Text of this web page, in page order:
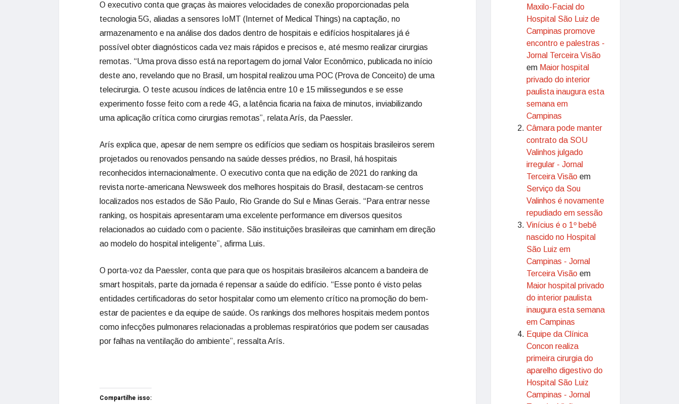
O executivo conta que graças às maiores velocidades de conexão proporcionadas pela
tecnologia 5G, aliadas a sensores IoMT (Internet of Medical Things) na captação, no
armazenamento e na análise dos dados dentro de hospitais e edifícios hospitalares já é
possível obter diagnósticos cada vez mais rápidos e precisos e, até mesmo realizar cirurgias
remotas. “Uma prova disso está na reportagem do jornal Valor Econômico, publicada no início
deste ano, revelando que no Brasil, um hospital realizou uma POC (Prova de Conceito) de uma
telecirurgia. O teste acusou índices de latência entre 10 e 15 milissegundos e se esse
experimento fosse feito com a rede 4G, a latência ficaria na faixa de minutos, inviabilizando
uma aplicação crítica como cirurgias remotas”, relata Arís, da Paessler.
Arís explica que, apesar de nem sempre os edifícios que sediam os hospitais brasileiros serem
projetados ou renovados pensando na saúde desses prédios, no Brasil, há hospitais
reconhecidos internacionalmente. O executivo conta que na edição de 2021 do ranking da
revista norte-americana Newsweek dos melhores hospitais do Brasil, destacam-se centros
localizados nos estados de São Paulo, Rio Grande do Sul e Minas Gerais. “Para entrar nesse
ranking, os hospitais apresentaram uma excelente performance em diversos quesitos
relacionados ao cuidado com o paciente. São instituições brasileiras que caminham em direção
ao modelo do hospital inteligente”, afirma Luis.
O porta-voz da Paessler, conta que para que os hospitais brasileiros alcancem a bandeira de
smart hospitals, parte da jornada é repensar a saúde do edifício. “Esse ponto é visto pelas
entidades certificadoras do setor hospitalar como um elemento crítico na promoção do bem-
estar de pacientes e da equipe de saúde. Os rankings dos melhores hospitais medem pontos
como infecções pulmonares relacionadas a problemas respiratórios que podem ser causadas
por falhas na ventilação do ambiente”, ressalta Arís.
Compartilhe isso:
Maxilo-Facial do
Hospital São Luiz de
Campinas promove
encontro e palestras -
Jornal Terceira Visão
em Maior hospital
privado do interior
paulista inaugura esta
semana em
Campinas
Câmara pode manter
contrato da SOU
Valinhos julgado
irregular - Jornal
Terceira Visão em
Serviço da Sou
Valinhos é novamente
repudiado em sessão
Vinícius é o 1º bebê
nascido no Hospital
São Luiz em
Campinas - Jornal
Terceira Visão em
Maior hospital privado
do interior paulista
inaugura esta semana
em Campinas
Equipe da Clínica
Concon realiza
primeira cirurgia do
aparelho digestivo do
Hospital São Luiz
Campinas - Jornal